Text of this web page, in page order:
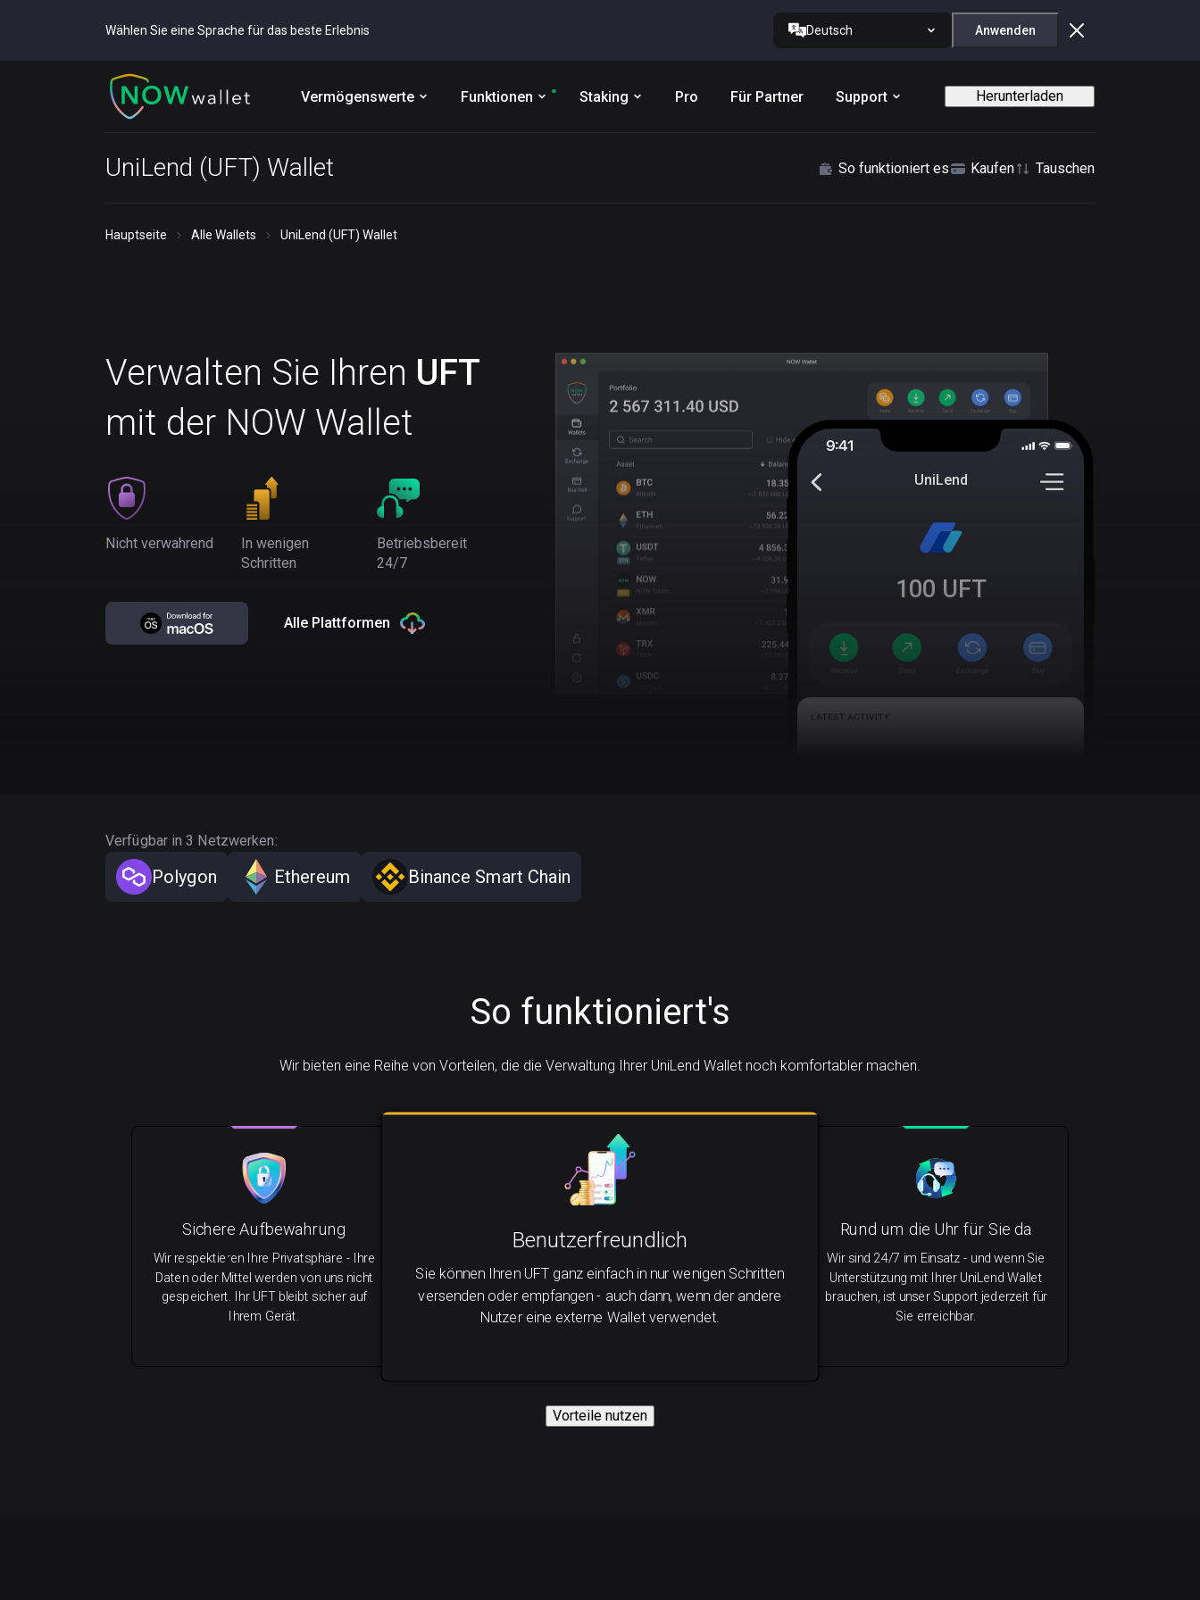
Wählen Sie eine Sprache für das beste Erlebnis Deutsch Anwenden
Vermögenswerte Funktionen Staking Pro Für Partner Support Herunterladen
UniLend (UFT) Wallet So funktioniert es Kaufen Tauschen
Hauptseite Alle Wallets UniLend (UFT) Wallet
Verwalten Sie Ihren UFT
mit der NOW Wallet
Nicht verwahrend
In wenigen
Schritten
Betriebsbereit
24/7
Alle Plattformen
UniLend
100 UFT
Verfügbar in 3 Netzwerken:
Polygon Ethereum Binance Smart Chain
So funktioniert's
Wir bieten eine Reihe von Vorteilen, die die Verwaltung Ihrer UniLend Wallet noch komfortabler machen.
Benutzerfreundlich
Sie können Ihren UFT ganz einfach in nur wenigen Schritten
versenden oder empfangen - auch dann, wenn der andere
Nutzer eine externe Wallet verwendet.
Rund um die Uhr für Sie da
Wir sind 24/7 im Einsatz - und wenn Sie
Unterstützung mit Ihrer UniLend Wallet
brauchen, ist unser Support jederzeit für
Sie erreichbar.
Sichere Aufbewahrung
Wir respektieren Ihre Privatsphäre - Ihre
Daten oder Mittel werden von uns nicht
gespeichert. Ihr UFT bleibt sicher auf
Ihrem Gerät.
Vorteile nutzen